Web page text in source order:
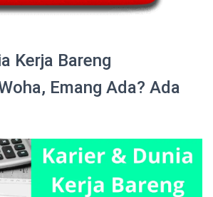
Kerja Bareng
Emang Ada? Ada